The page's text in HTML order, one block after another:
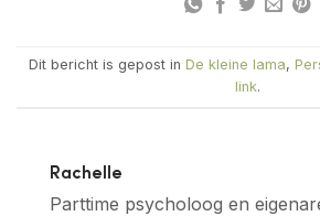
Dit bericht is gepost in De kleine lama,
link.
Rachelle
Parttime psycholoog en